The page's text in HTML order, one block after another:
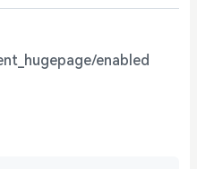
enabled